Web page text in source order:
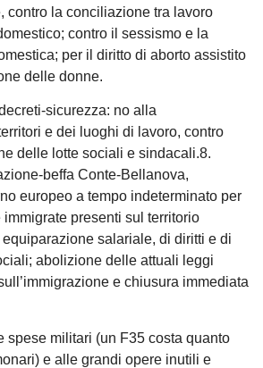
contro la conciliazione tra lavoro
contro il sessismo e la
per il diritto di aborto assistito
delle donne.
sicurezza: no alla
e dei luoghi di lavoro, contro
delle lotte sociali e sindacali.8.
beffa Conte-Bellanova,
europeo a tempo indeterminato per
presenti sul territorio
salariale, di diritti e di
abolizione delle attuali leggi
e chiusura immediata
spese militari (un F35 costa quanto
e alle grandi opere inutili e